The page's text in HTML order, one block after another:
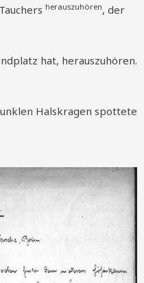
herauszuhören, der
hat, herauszuhören.
Halskragen spottete